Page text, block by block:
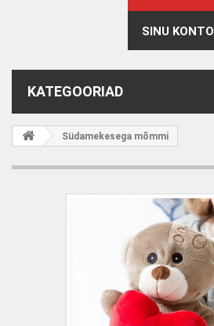
SINU KONTO
KATEGOORIAD
Südamekesega mõmmi